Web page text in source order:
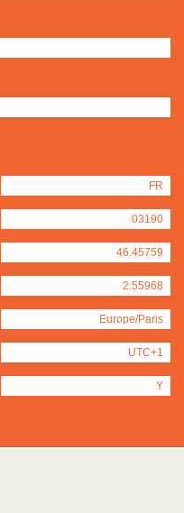
FR
03190
46.45759
2.55968
Europe/Paris
UTC+1
Y